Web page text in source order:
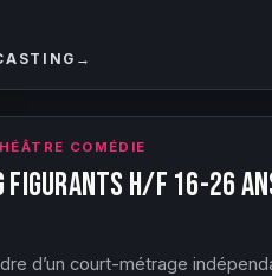
→
COMÉDIE
figurants H/F 16-26
d’un court-métrage